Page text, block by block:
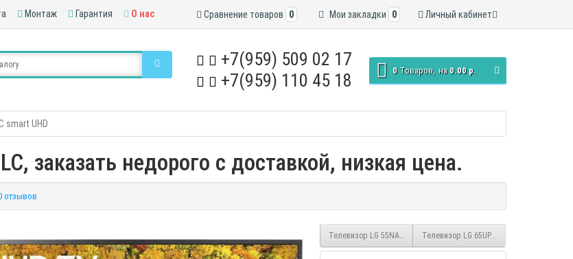
Монтаж Гарантия О нас Личный кабинет
Мои закладки 0
Сравнение товаров 0
+7(959) 509 02 17
+7(959) 110 45 18
0 Tоваров, на 0.00 р.
smart UHD
заказать недорого с доставкой, низкая цена.
отзывов
Телевизор LG 55NANO766QA.ARUB smart UHD
Телевизор LG 65UP76006LC smart UHD